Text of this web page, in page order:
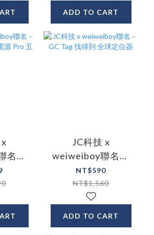
ADD TO CART
名－
動電
JC科技 x
weiweiboy聯名－
GC Tag 找得到 全球
定位器
NT$590
NT$1,560
ADD TO CART